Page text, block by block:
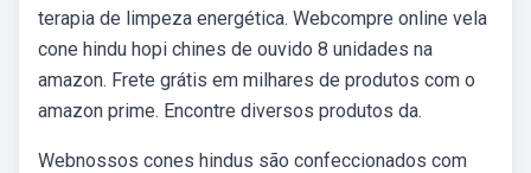
terapia de limpeza energética. Webcompre online vela
cone hindu hopi chines de ouvido 8 unidades na
amazon. Frete grátis em milhares de produtos com o
amazon prime. Encontre diversos produtos da.
Webnossos cones hindus são confeccionados com